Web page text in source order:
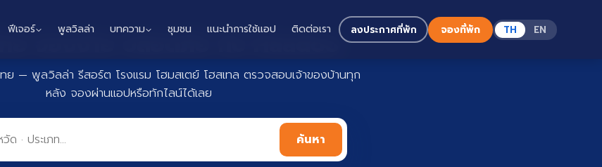
ฟีเจอร์ พูลวิลล่า บทความ ชุมชน แนะนำการใช้แอป ติดต่อเรา ลงประกาศที่พัก จองที่พัก TH EN
ทย จองง่าย ปลอดภัย กับ Haadoo
— พูลวิลล่า รีสอร์ต โรงแรม โฮมสเตย์ โฮสเทล ตรวจสอบเจ้าของบ้านทุก
หลัง จองผ่านแอปหรือทักไลน์ได้เลย
ค้นหา